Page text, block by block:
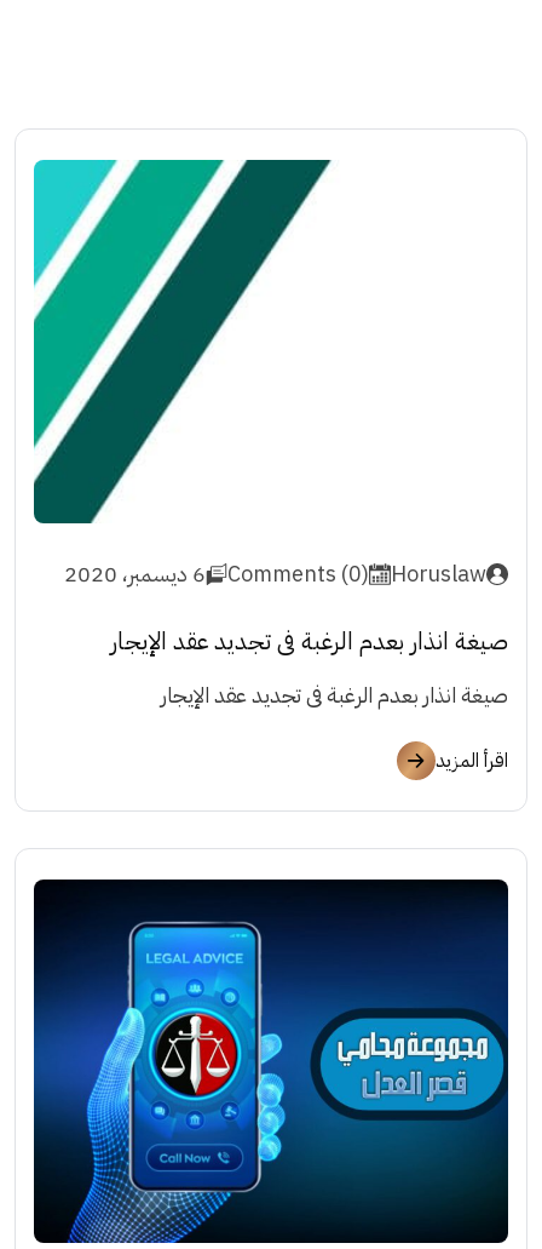
Horuslaw
Comments (0) 6 ديسمبر، 2020
صيغة انذار بعدم الرغبة فى تجديد عقد الإيجار
صيغة انذار بعدم الرغبة فى تجديد عقد الإيجار
اقرأ المزيد